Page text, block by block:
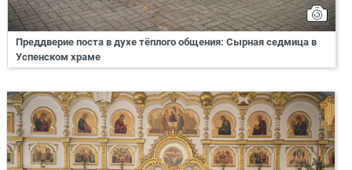
Преддверие поста в духе тёплого общения: Сырная седмица в
Успенском храме